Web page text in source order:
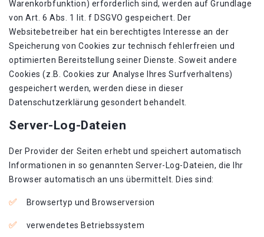
Warenkorbfunktion) erforderlich sind, werden auf Grundlage
von Art. 6 Abs. 1 lit. f DSGVO gespeichert. Der
Websitebetreiber hat ein berechtigtes Interesse an der
Speicherung von Cookies zur technisch fehlerfreien und
optimierten Bereitstellung seiner Dienste. Soweit andere
Cookies (z.B. Cookies zur Analyse Ihres Surfverhaltens)
gespeichert werden, werden diese in dieser
Datenschutzerklärung gesondert behandelt.
Server-Log-Dateien
Der Provider der Seiten erhebt und speichert automatisch
Informationen in so genannten Server-Log-Dateien, die Ihr
Browser automatisch an uns übermittelt. Dies sind:
Browsertyp und Browserversion
verwendetes Betriebssystem